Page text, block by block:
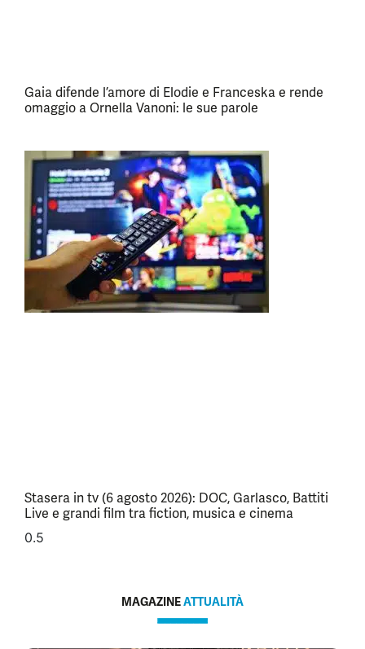
Gaia difende l’amore di Elodie e Franceska e rende
omaggio a Ornella Vanoni: le sue parole
Stasera in tv (6 agosto 2026): DOC, Garlasco, Battiti
Live e grandi film tra fiction, musica e cinema
MAGAZINEATTUALITÀ